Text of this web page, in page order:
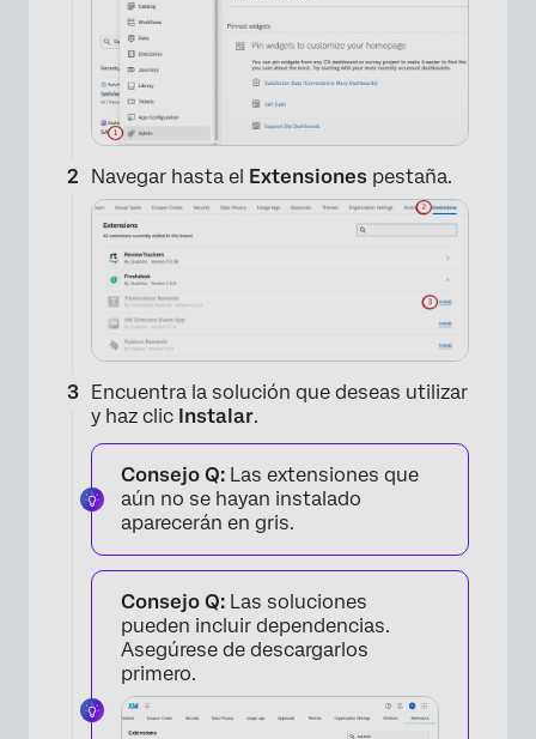
Navegar hasta el Extensiones pestaña.
Encuentra la solución que deseas utilizar
y haz clic Instalar.
Consejo Q: Las extensiones que
aún no se hayan instalado
aparecerán en gris.
Consejo Q: Las soluciones
pueden incluir dependencias.
Asegúrese de descargarlos
primero.